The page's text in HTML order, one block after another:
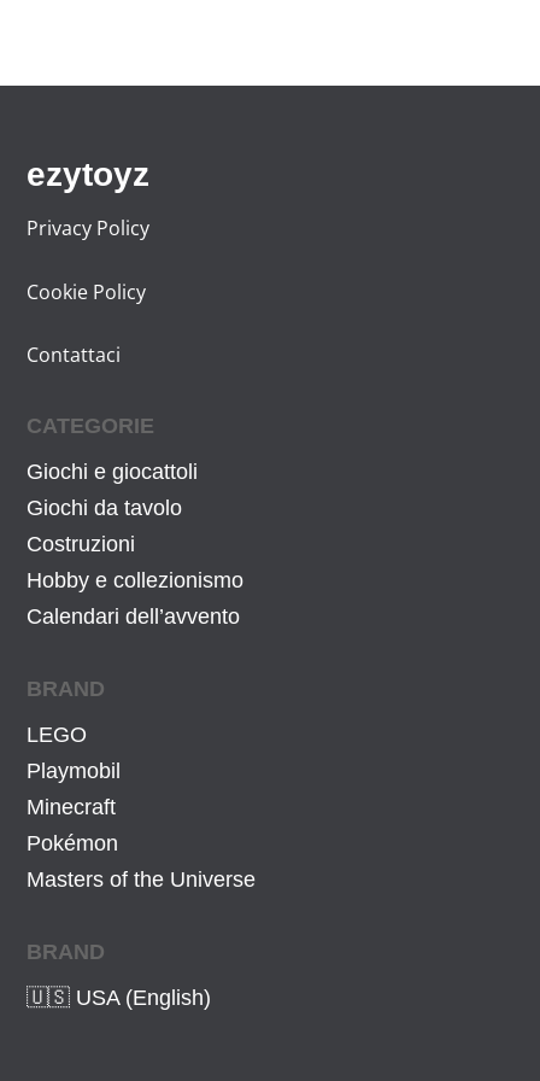
9
ezytoyz
Privacy Policy
Cookie Policy
Contattaci
CATEGORIE
Giochi e giocattoli
Giochi da tavolo
Costruzioni
Hobby e collezionismo
Calendari dell’avvento
BRAND
LEGO
Playmobil
Minecraft
Pokémon
Masters of the Universe
BRAND
🇺🇸 USA (English)